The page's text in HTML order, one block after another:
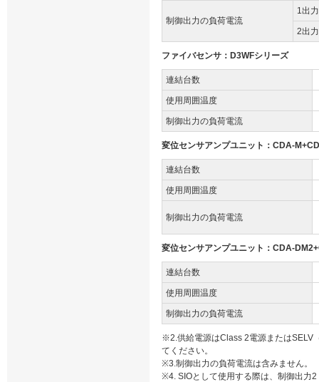
制御出力の負荷電流
1出
2出
ファイバセンサ：D3WFシリーズ
連結台数
使用周囲温度
制御出力の負荷電流
変位センサアンプユニット：CDA-
連結台数
使用周囲温度
制御出力の負荷電流
変位センサアンプユニット：CDA-
連結台数
使用周囲温度
制御出力の負荷電流
※2.供給電源はClass 2電源またはSELV
てください。
※3.制御出力の負荷電流は含みません。
※4. SIOとして使用する際は、制御出力